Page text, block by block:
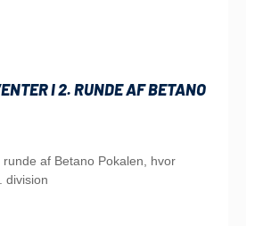
I 2. RUNDE AF BETANO
af Betano Pokalen, hvor
division